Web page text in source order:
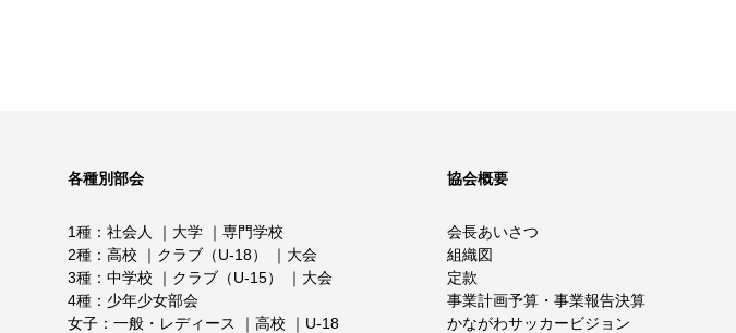
各種別部会
1種 社会人 大学
専門学校
2種
高校 クラブ（U-18）
大会
3種
中学校 クラブ（U-15）
大会
4種
少年少女部会
女子
一般・レディース 高校 U-18
協会概要
会長あいさつ
組織図
定款
事業計画予算・事業報告決算
かながわサッカービジョン